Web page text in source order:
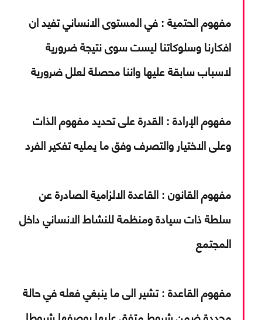
مفهوم الحتمية :في المستوى الانساني تفيد ان
افكارنا وسلوكاتنا ليست سوى نتيجة ضرورية
لاسباب سابقة عليها واننا محصلة لعلل ضرورية
مفهوم الإرادة :القدرة على تحديد مفهوم الذات
وعلى الاختيار والتصرف وفق ما يمليه تفكير الفرد
مفهوم القانون :القاعدة الالزامية الصادرة عن
سلطة ذات سيادة ومنظمة للنشاط الانساني داخل
المجتمع
مفهوم القاعدة :تشير الى ما ينبغي فعله في حالة